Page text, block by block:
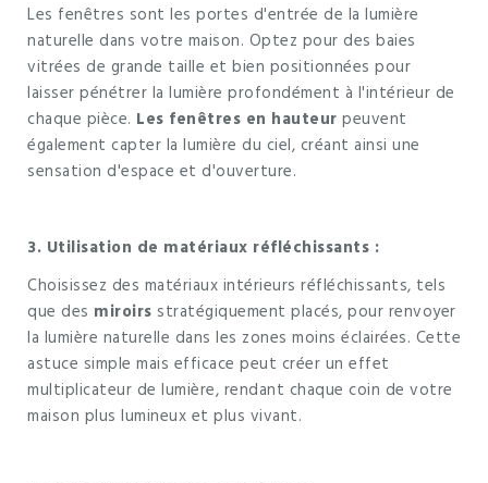
Les fenêtres sont les portes d'entrée de la lumière
naturelle dans votre maison. Optez pour des baies
vitrées de grande taille et bien positionnées pour
laisser pénétrer la lumière profondément à l'intérieur de
chaque pièce. Les fenêtres en hauteur peuvent
également capter la lumière du ciel, créant ainsi une
sensation d'espace et d'ouverture.
3. Utilisation de matériaux réfléchissants :
Choisissez des matériaux intérieurs réfléchissants, tels
que des miroirs stratégiquement placés, pour renvoyer
la lumière naturelle dans les zones moins éclairées. Cette
astuce simple mais efficace peut créer un effet
multiplicateur de lumière, rendant chaque coin de votre
maison plus lumineux et plus vivant.